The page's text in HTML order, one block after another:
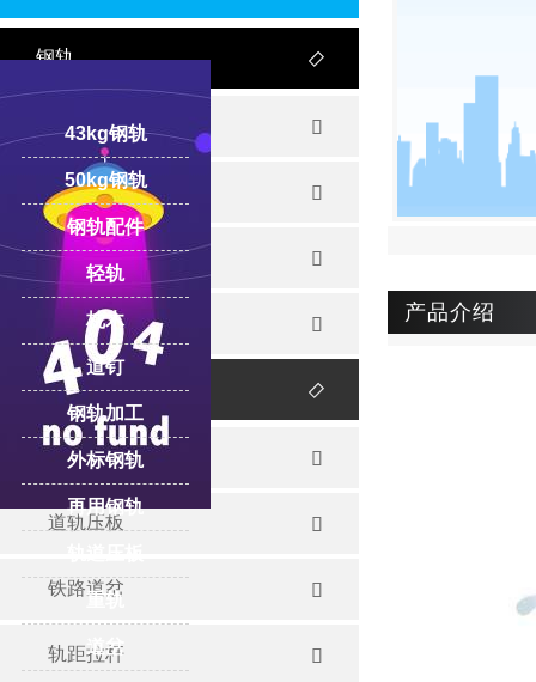
产品介绍
钢轨 
轻轨 
重轨 
起重轨 
再用钢轨 
钢轨配件 
道轨夹板 
道轨压板 
铁路道岔 
轨距拉杆 
43kg钢轨
50kg钢轨
钢轨配件
轻轨
枕木
道钉
钢轨加工
外标钢轨
再用钢轨
重轨
道岔